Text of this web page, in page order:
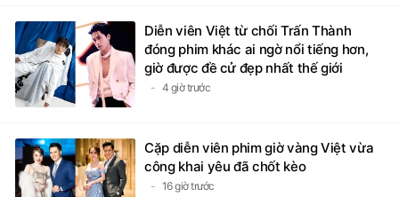
Diễn viên Việt từ chối Trấn Thành
đóng phim khác ai ngờ nổi tiếng hơn,
giờ được đề cử đẹp nhất thế giới
4 giờ trước
Cặp diễn viên phim giờ vàng Việt vừa
công khai yêu đã chốt kèo
16 giờ trước